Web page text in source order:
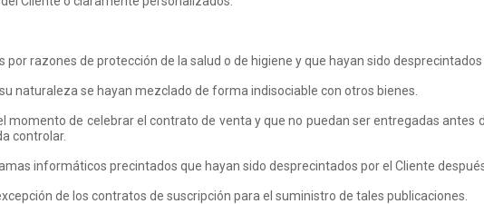
razones de protección de la salud o de higiene y que hayan sido desprecintados
naturaleza se hayan mezclado de forma indisociable con otros bienes.
de celebrar el contrato de venta y que no puedan ser entregadas antes
controlar.
informáticos precintados que hayan sido desprecintados por el Cliente
de los contratos de suscripción para el suministro de tales publicaciones.